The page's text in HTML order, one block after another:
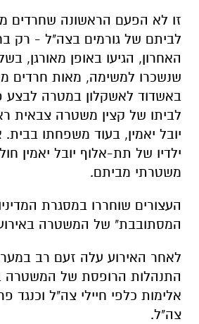
זו לא הפעם הראשונה שחרדים
לביתם של גורמים בצה"ל - רק
האחרון, הגיעו באופן מאורגן,
שנשכרו למשימה, מאות חרדים
באשדוד לאשקלון במטרה לבצע
לביתו של קצין משטרה צבאית
יובל יאמין, בעוד משפחתו
ילדיו של תת-אלוף יובל יאמין
משטרתי מביתם.
העצורים שוחררו במסגרת
המסתובבת" של המשטרה
לאחר האירוע עלה זעם רב
התנהלות הרופסת של המשטרה
אלימות כלפי חיילי צה"ל וכנגד
צה"ל.